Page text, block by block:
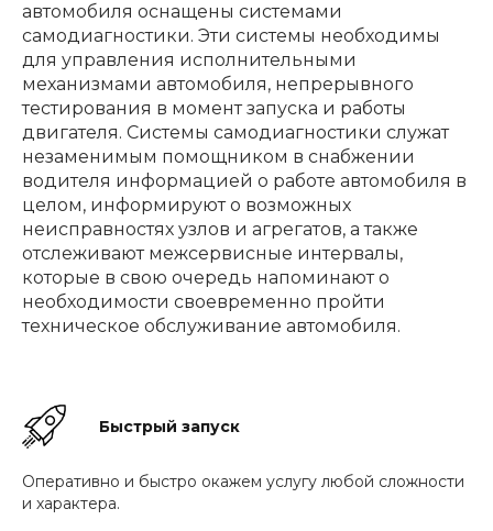
автомобиля оснащены системами
самодиагностики. Эти системы необходимы
для управления исполнительными
механизмами автомобиля, непрерывного
тестирования в момент запуска и работы
двигателя. Системы самодиагностики служат
незаменимым помощником в снабжении
водителя информацией о работе автомобиля в
целом, информируют о возможных
неисправностях узлов и агрегатов, а также
отслеживают межсервисные интервалы,
которые в свою очередь напоминают о
необходимости своевременно пройти
техническое обслуживание автомобиля.
Быстрый запуск
Оперативно и быстро окажем услугу любой сложности
и характера.